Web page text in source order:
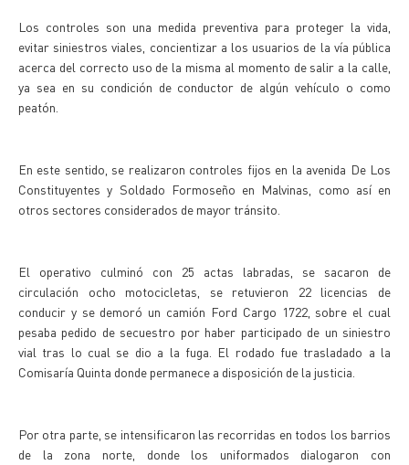
Los controles son una medida preventiva para proteger la vida,
evitar siniestros viales, concientizar a los usuarios de la vía pública
acerca del correcto uso de la misma al momento de salir a la calle,
ya sea en su condición de conductor de algún vehículo o como
peatón.
En este sentido, se realizaron controles fijos en la avenida De Los
Constituyentes y Soldado Formoseño en Malvinas, como así en
otros sectores considerados de mayor tránsito.
El operativo culminó con 25 actas labradas, se sacaron de
circulación ocho motocicletas, se retuvieron 22 licencias de
conducir y se demoró un camión Ford Cargo 1722, sobre el cual
pesaba pedido de secuestro por haber participado de un siniestro
vial tras lo cual se dio a la fuga. El rodado fue trasladado a la
Comisaría Quinta donde permanece a disposición de la justicia.
Por otra parte, se intensificaron las recorridas en todos los barrios
de la zona norte, donde los uniformados dialogaron con